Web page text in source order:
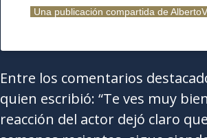
Una publicación compartida de
Entre los comentarios
quien escribió: “Te ves muy
reacción del actor dejó claro